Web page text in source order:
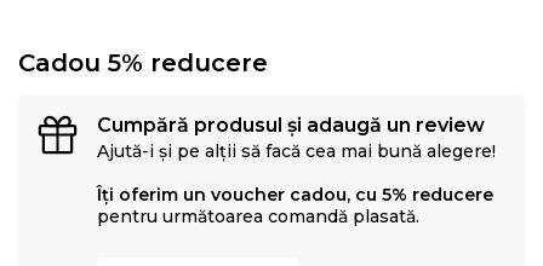
Cadou 5% reducere
Cumpără produsul și adaugă un review
Ajută-i și pe alții să facă cea mai bună alegere!
Îți oferim un voucher cadou, cu 5% reducere
pentru următoarea comandă plasată.